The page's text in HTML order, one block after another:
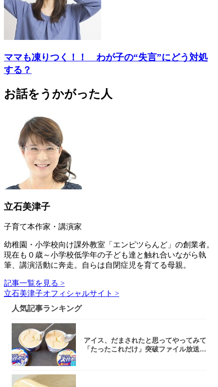
ママも凍りつく！！ わが子の“失言”にどう対処
する？
お話をうかがった人
立石美津子
子育て本作家・講演家
幼稚園・小学校向け課外教室「エンピツらんど」の創業者。
現在も０歳～小学校低学年の子ども達と触れ合いながら執
筆、講演活動に奔走。自らは自閉症児を育てる母親。
記事一覧を見る >
立石美津子オフィシャルサイト >
人気記事ランキング
アイス、だまされたと思ってやってみて
「たったこれだけ」突破ファイル放送で